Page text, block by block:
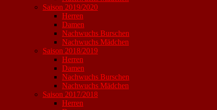
Saison 2019/2020
Herren
Damen
Nachwuchs Burschen
Nachwuchs Mädchen
Saison 2018/2019
Herren
Damen
Nachwuchs Burschen
Nachwuchs Mädchen
Saison 2017/2018
Herren